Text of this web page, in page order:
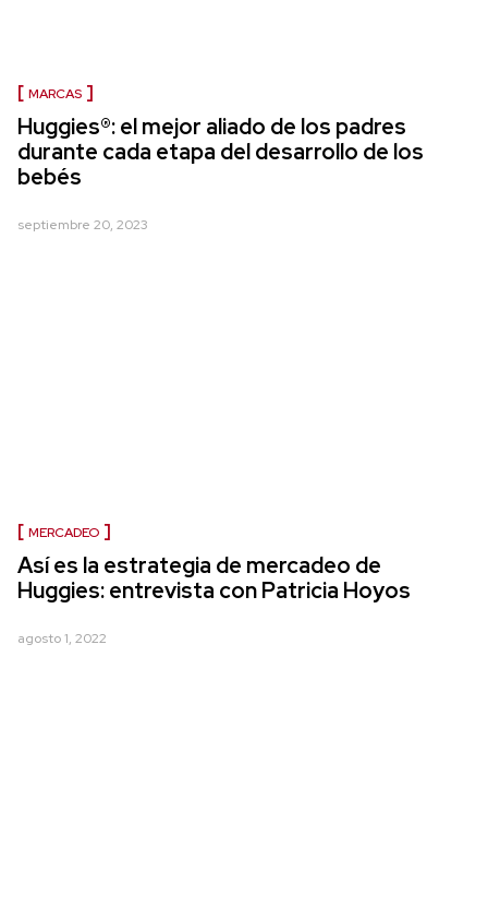
MARCAS
Huggies®: el mejor aliado de los padres
durante cada etapa del desarrollo de los
bebés
septiembre 20, 2023
MERCADEO
Así es la estrategia de mercadeo de
Huggies: entrevista con Patricia Hoyos
agosto 1, 2022